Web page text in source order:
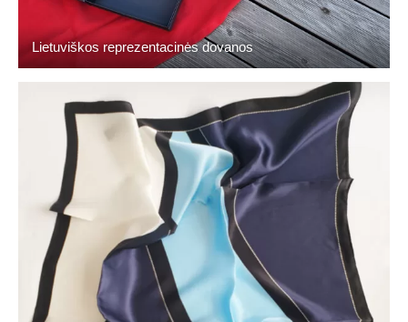
Lietuviškos reprezentacinės dovanos